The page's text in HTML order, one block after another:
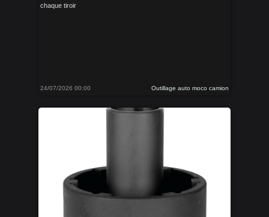
chaque tiroir
24/07/2026 00:00 Outillage auto moco camion